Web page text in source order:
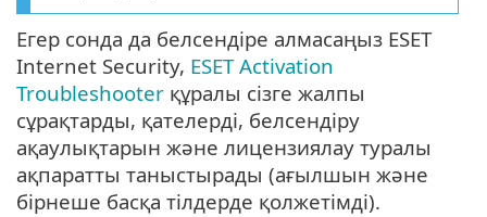
Егер сонда да белсендіре алмасаңыз ESET
Internet Security, ESET Activation
Troubleshooter құралы сізге жалпы
сұрақтарды, қателерді, белсендіру
ақаулықтарын және лицензиялау туралы
ақпаратты таныстырады (ағылшын және
бірнеше басқа тілдерде қолжетімді).